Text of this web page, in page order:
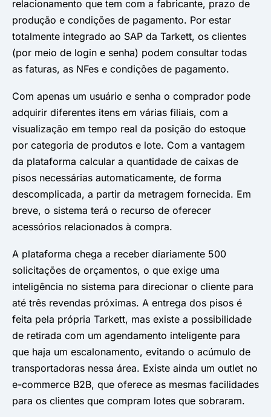
relacionamento que tem com a fabricante, prazo de
produção e condições de pagamento. Por estar
totalmente integrado ao SAP da Tarkett, os clientes
(por meio de login e senha) podem consultar todas
as faturas, as NFes e condições de pagamento.
Com apenas um usuário e senha o comprador pode
adquirir diferentes itens em várias filiais, com a
visualização em tempo real da posição do estoque
por categoria de produtos e lote. Com a vantagem
da plataforma calcular a quantidade de caixas de
pisos necessárias automaticamente, de forma
descomplicada, a partir da metragem fornecida. Em
breve, o sistema terá o recurso de oferecer
acessórios relacionados à compra.
A plataforma chega a receber diariamente 500
solicitações de orçamentos, o que exige uma
inteligência no sistema para direcionar o cliente para
até três revendas próximas. A entrega dos pisos é
feita pela própria Tarkett, mas existe a possibilidade
de retirada com um agendamento inteligente para
que haja um escalonamento, evitando o acúmulo de
transportadoras nessa área. Existe ainda um outlet no
e-commerce B2B, que oferece as mesmas facilidades
para os clientes que compram lotes que sobraram.